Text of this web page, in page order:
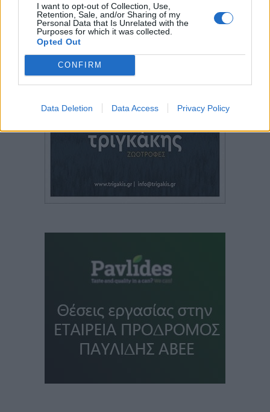
I want to opt-out of Collection, Use,
Retention, Sale, and/or Sharing of my
Personal Data that Is Unrelated with the
Purposes for which it was collected.
Opted Out
CONFIRM
Data Deletion Data Access Privacy Policy